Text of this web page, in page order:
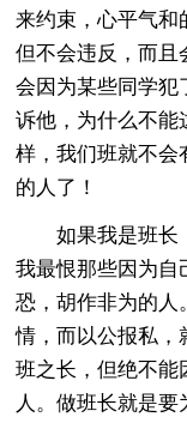
来约束，心平气和
但不会违反，而且
会因为某些同学犯
诉他，为什么不能
样，我们班就不会
的人了！
如果我是班长
我最恨那些因为自
恐，胡作非为的人
情，而以公报私，
班之长，但绝不能
人。做班长就是